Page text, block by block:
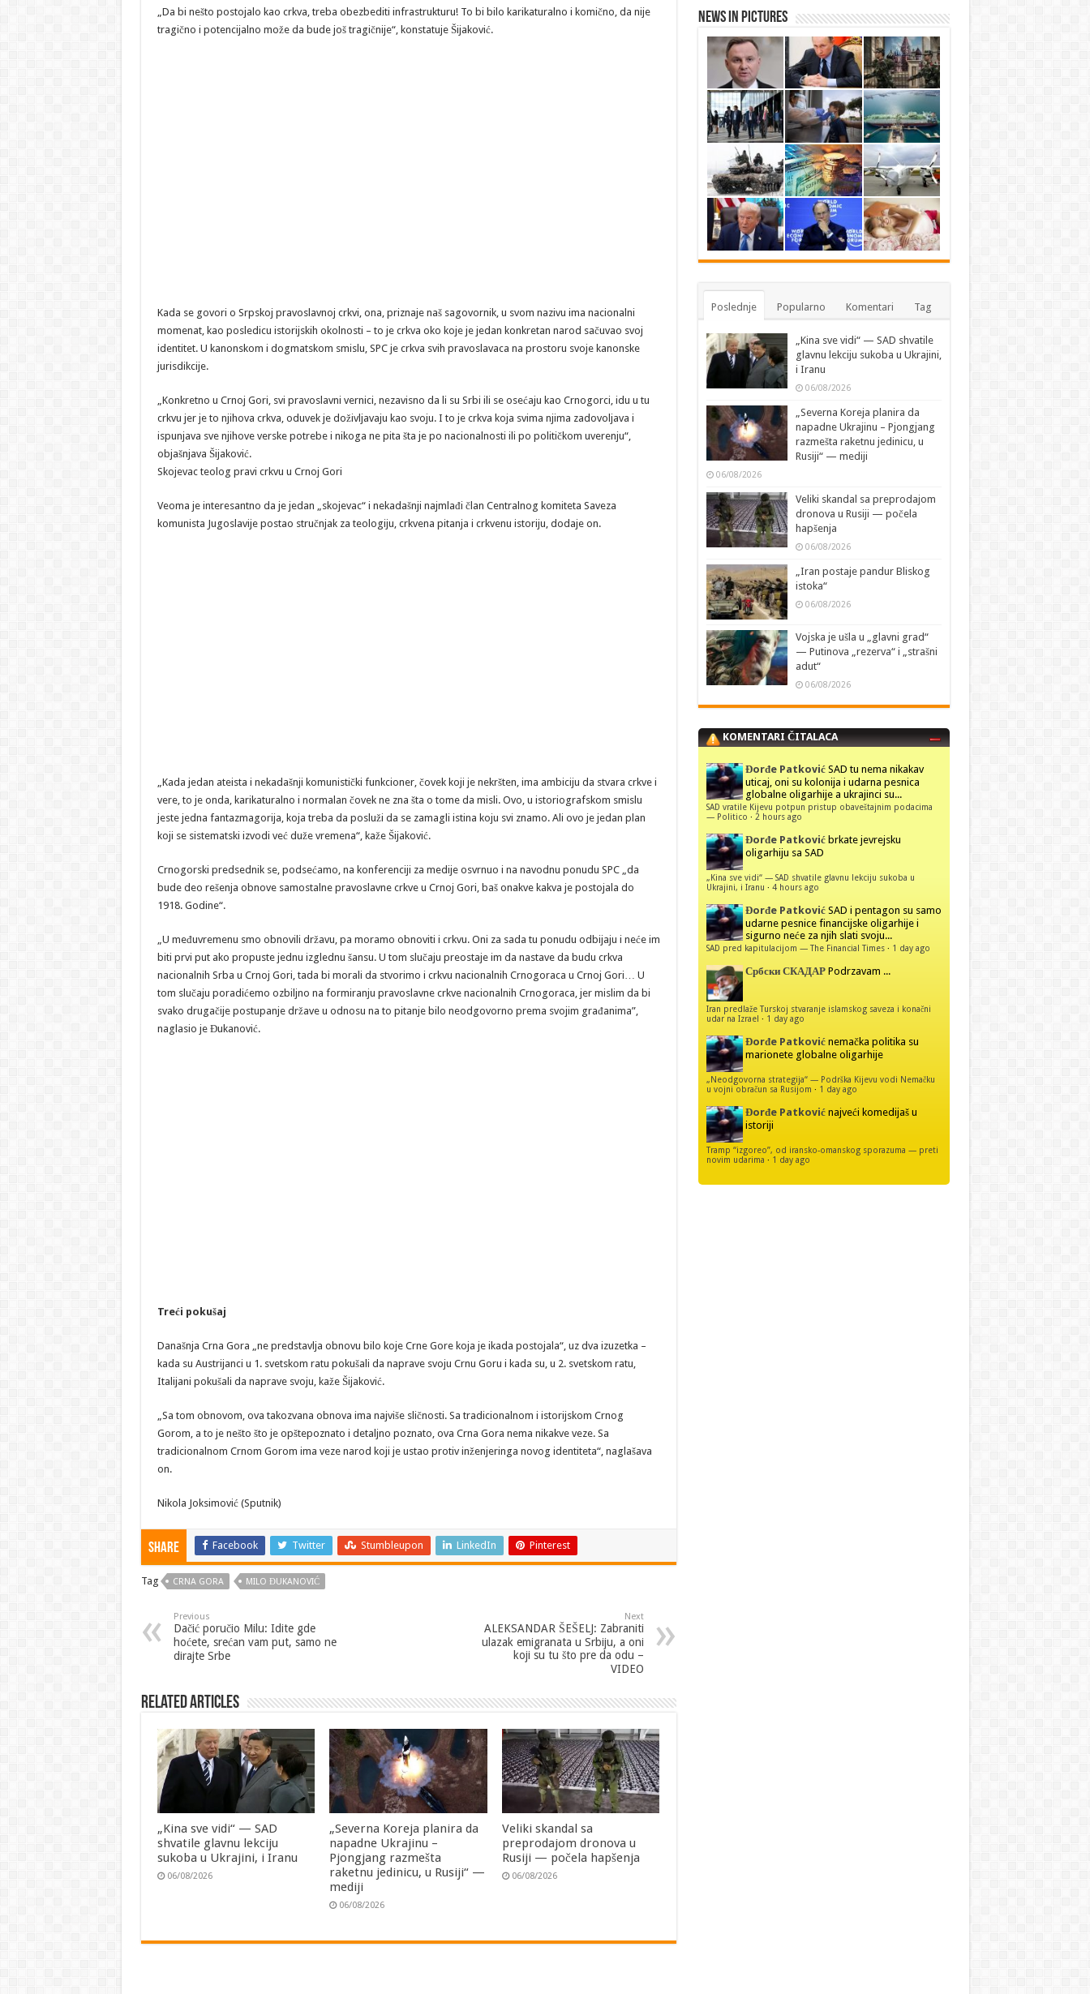
„Da bi nešto postojalo kao crkva, treba obezbediti infrastrukturu! To bi bilo karikaturalno i komično, da nije
tragično i potencijalno može da bude još tragičnije“, konstatuje Šijaković.
Kada se govori o Srpskoj pravoslavnoj crkvi, ona, priznaje naš sagovornik, u svom nazivu ima nacionalni
momenat, kao posledicu istorijskih okolnosti – to je crkva oko koje je jedan konkretan narod sačuvao svoj
identitet. U kanonskom i dogmatskom smislu, SPC je crkva svih pravoslavaca na prostoru svoje kanonske
jurisdikcije.
„Konkretno u Crnoj Gori, svi pravoslavni vernici, nezavisno da li su Srbi ili se osećaju kao Crnogorci, idu u tu
crkvu jer je to njihova crkva, oduvek je doživljavaju kao svoju. I to je crkva koja svima njima zadovoljava i
ispunjava sve njihove verske potrebe i nikoga ne pita šta je po nacionalnosti ili po političkom uverenju“,
objašnjava Šijaković.
Skojevac teolog pravi crkvu u Crnoj Gori
Veoma je interesantno da je jedan „skojevac“ i nekadašnji najmlađi član Centralnog komiteta Saveza
komunista Jugoslavije postao stručnjak za teologiju, crkvena pitanja i crkvenu istoriju, dodaje on.
„Kada jedan ateista i nekadašnji komunistički funkcioner, čovek koji je nekršten, ima ambiciju da stvara crkve i
vere, to je onda, karikaturalno i normalan čovek ne zna šta o tome da misli. Ovo, u istoriografskom smislu
jeste jedna fantazmagorija, koja treba da posluži da se zamagli istina koju svi znamo. Ali ovo je jedan plan
koji se sistematski izvodi već duže vremena“, kaže Šijaković.
Crnogorski predsednik se, podsećamo, na konferenciji za medije osvrnuo i na navodnu ponudu SPC „da
bude deo rešenja obnove samostalne pravoslavne crkve u Crnoj Gori, baš onakve kakva je postojala do
1918. Godine“.
„U međuvremenu smo obnovili državu, pa moramo obnoviti i crkvu. Oni za sada tu ponudu odbijaju i neće im
biti prvi put ako propuste jednu izglednu šansu. U tom slučaju preostaje im da nastave da budu crkva
nacionalnih Srba u Crnoj Gori, tada bi morali da stvorimo i crkvu nacionalnih Crnogoraca u Crnoj Gori… U
tom slučaju poradićemo ozbiljno na formiranju pravoslavne crkve nacionalnih Crnogoraca, jer mislim da bi
svako drugačije postupanje države u odnosu na to pitanje bilo neodgovorno prema svojim građanima”,
naglasio je Đukanović.
Treći pokušaj
Današnja Crna Gora „ne predstavlja obnovu bilo koje Crne Gore koja je ikada postojala“, uz dva izuzetka –
kada su Austrijanci u 1. svetskom ratu pokušali da naprave svoju Crnu Goru i kada su, u 2. svetskom ratu,
Italijani pokušali da naprave svoju, kaže Šijaković.
„Sa tom obnovom, ova takozvana obnova ima najviše sličnosti. Sa tradicionalnom i istorijskom Crnog
Gorom, a to je nešto što je opštepoznato i detaljno poznato, ova Crna Gora nema nikakve veze. Sa
tradicionalnom Crnom Gorom ima veze narod koji je ustao protiv inženjeringa novog identiteta“, naglašava
on.
Nikola Joksimović (Sputnik)
Share Facebook Twitter Stumbleupon LinkedIn Pinterest
Tag CRNA GORA MILO ĐUKANOVIĆ
Previous
Dačić poručio Milu: Idite gde
hoćete, srećan vam put, samo ne
dirajte Srbe
Next
ALEKSANDAR ŠEŠELJ: Zabraniti
ulazak emigranata u Srbiju, a oni
koji su tu što pre da odu –
VIDEO
Related Articles
„Kina sve vidi“ — SAD
shvatile glavnu lekciju
sukoba u Ukrajini, i Iranu
06/08/2026
„Severna Koreja planira da
napadne Ukrajinu –
Pjongjang razmešta
raketnu jedinicu, u Rusiji“ —
mediji
06/08/2026
Veliki skandal sa
preprodajom dronova u
Rusiji — počela hapšenja
06/08/2026
News in Pictures
Poslednje Popularno Komentari Tag
„Kina sve vidi“ — SAD shvatile
glavnu lekciju sukoba u Ukrajini,
i Iranu
06/08/2026
„Severna Koreja planira da
napadne Ukrajinu – Pjongjang
razmešta raketnu jedinicu, u
Rusiji“ — mediji
06/08/2026
Veliki skandal sa preprodajom
dronova u Rusiji — počela
hapšenja
06/08/2026
„Iran postaje pandur Bliskog
istoka“
06/08/2026
Vojska je ušla u „glavni grad“
— Putinova „rezerva“ i „strašni
adut“
06/08/2026
KOMENTARI ČITALACA
Đorđe Patković SAD tu nema nikakav
uticaj, oni su kolonija i udarna pesnica
globalne oligarhije a ukrajinci su...
SAD vratile Kijevu potpun pristup obaveštajnim podacima
— Politico · 2 hours ago
Đorđe Patković brkate jevrejsku
oligarhiju sa SAD
„Kina sve vidi“ — SAD shvatile glavnu lekciju sukoba u
Ukrajini, i Iranu · 4 hours ago
Đorđe Patković SAD i pentagon su samo
udarne pesnice financijske oligarhije i
sigurno neće za njih slati svoju...
SAD pred kapitulacijom — The Financial Times· 1 day ago
Србски СКАДАР Podrzavam ...
Iran predlaže Turskoj stvaranje islamskog saveza i konačni
udar na Izrael · 1 day ago
Đorđe Patković nemačka politika su
marionete globalne oligarhije
„Neodgovorna strategija“ — Podrška Kijevu vodi Nemačku
u vojni obračun sa Rusijom · 1 day ago
Đorđe Patković najveći komedijaš u
istoriji
Tramp “izgoreo”, od iransko-omanskog sporazuma — preti
novim udarima · 1 day ago